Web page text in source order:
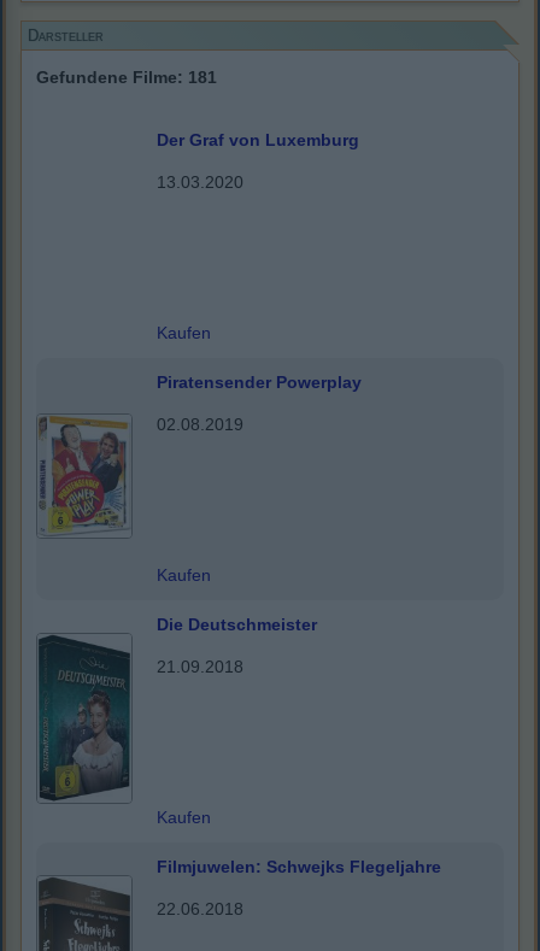
Darsteller
Gefundene Filme: 181
Der Graf von Luxemburg
13.03.2020
Kaufen
Piratensender Powerplay
02.08.2019
Kaufen
Die Deutschmeister
21.09.2018
Kaufen
Filmjuwelen: Schwejks Flegeljahre
22.06.2018